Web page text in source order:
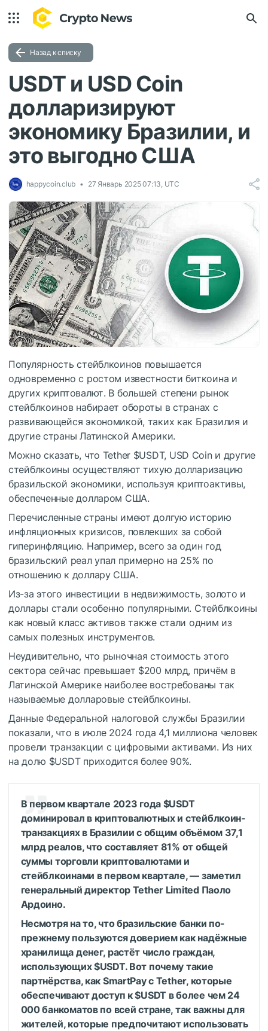
Назад к списку
USDT и USD Coin
долларизируют
экономику Бразилии, и
это выгодно США
happycoin.club 27 Январь 2025 07:13, UTC
Популярность стейблкоинов повышается
одновременно с ростом известности биткоина и
других криптовалют. В большей степени рынок
стейблкоинов набирает обороты в странах с
развивающейся экономикой, таких как Бразилия и
другие страны Латинской Америки.
Можно сказать, что Tether $USDT, USD Coin и другие
стейблкоины осуществляют тихую долларизацию
бразильской экономики, используя криптоактивы,
обеспеченные долларом США.
Перечисленные страны имеют долгую историю
инфляционных кризисов, повлекших за собой
гиперинфляцию. Например, всего за один год
бразильский реал упал примерно на 25% по
отношению к доллару США.
Из-за этого инвестиции в недвижимость, золото и
доллары стали особенно популярными. Стейблкоины
как новый класс активов также стали одним из
самых полезных инструментов.
Неудивительно, что рыночная стоимость этого
сектора сейчас превышает $200 млрд, причём в
Латинской Америке наиболее востребованы так
называемые долларовые стейблкоины.
Данные Федеральной налоговой службы Бразилии
показали, что в июле 2024 года 4,1 миллиона человек
провели транзакции с цифровыми активами. Из них
на долю $USDTприходится более 90%.
В первом квартале 2023 года $USDT
доминировал в криптовалютных и стейблкоин-
транзакциях в Бразилии с общим объёмом 37,1
млрд реалов, что составляет 81% от общей
суммы торговли криптовалютами и
стейблкоинами в первом квартале, — заметил
генеральный директор Tether Limited Паоло
Ардоино.
Несмотря на то, что бразильские банки по-
прежнему пользуются доверием как надёжные
хранилища денег, растёт число граждан,
использующих$USDT. Вот почему такие
партнёрства, как SmartPay с Tether, которые
обеспечивают доступ к$USDT в более чем 24
000 банкоматов по всей стране, так важны для
жителей, которые предпочитают использовать